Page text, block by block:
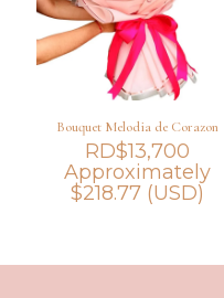
Bouquet Melodia de Corazon
RD$13,700
Approximately
$218.77 (USD)